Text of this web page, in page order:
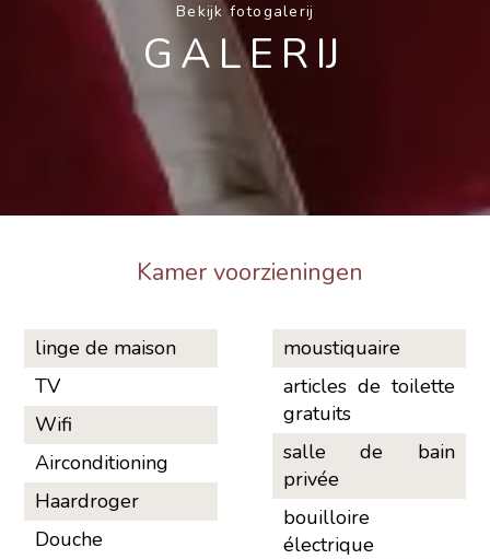
Bekijk fotogalerij
GALERIJ
Kamer voorzieningen
linge de maison
TV
Wifi
Airconditioning
Haardroger
Douche
moustiquaire
articles de toilette
gratuits
salle de bain
privée
bouilloire
électrique